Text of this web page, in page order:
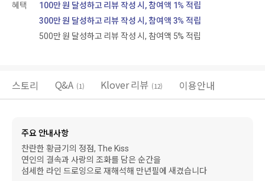
혜택
100만 원 달성하고 리뷰 작성 시, 참여액 1% 적립
300만 원 달성하고 리뷰 작성 시, 참여액 3% 적립
500만 원 달성하고 리뷰 작성 시, 참여액 5% 적립
스토리 Q&A (1) Klover 리뷰 (12) 이용안내
주요 안내사항
찬란한 황금기의 정점, The Kiss
연인의 결속과 사랑의 조화를 담은 순간을
섬세한 라인 드로잉으로 재해석해 만년필에 새겼습니다